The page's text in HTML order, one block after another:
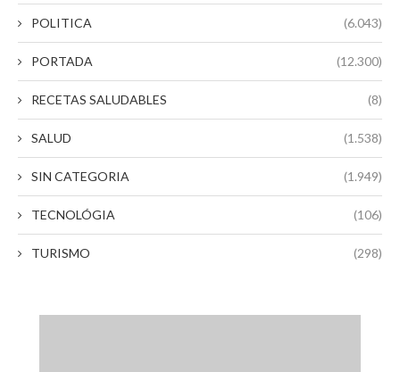
POLITICA (6.043)
PORTADA (12.300)
RECETAS SALUDABLES (8)
SALUD (1.538)
SIN CATEGORIA (1.949)
TECNOLÓGIA (106)
TURISMO (298)